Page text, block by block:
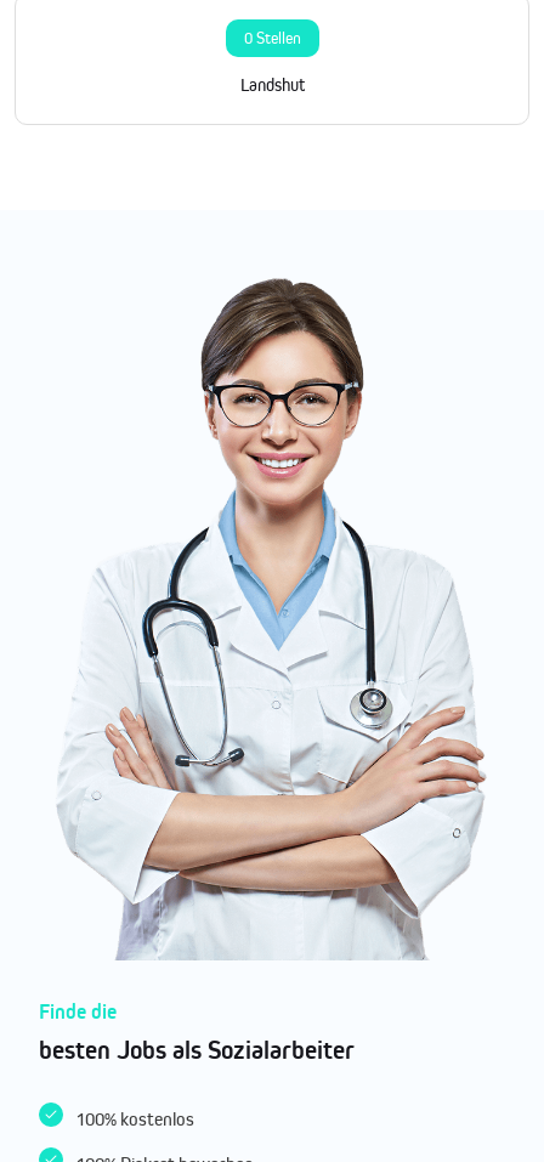
0 Stellen
Landshut
Finde die
besten Jobs als Sozialarbeiter
100% kostenlos